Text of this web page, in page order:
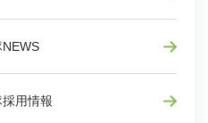
用情報